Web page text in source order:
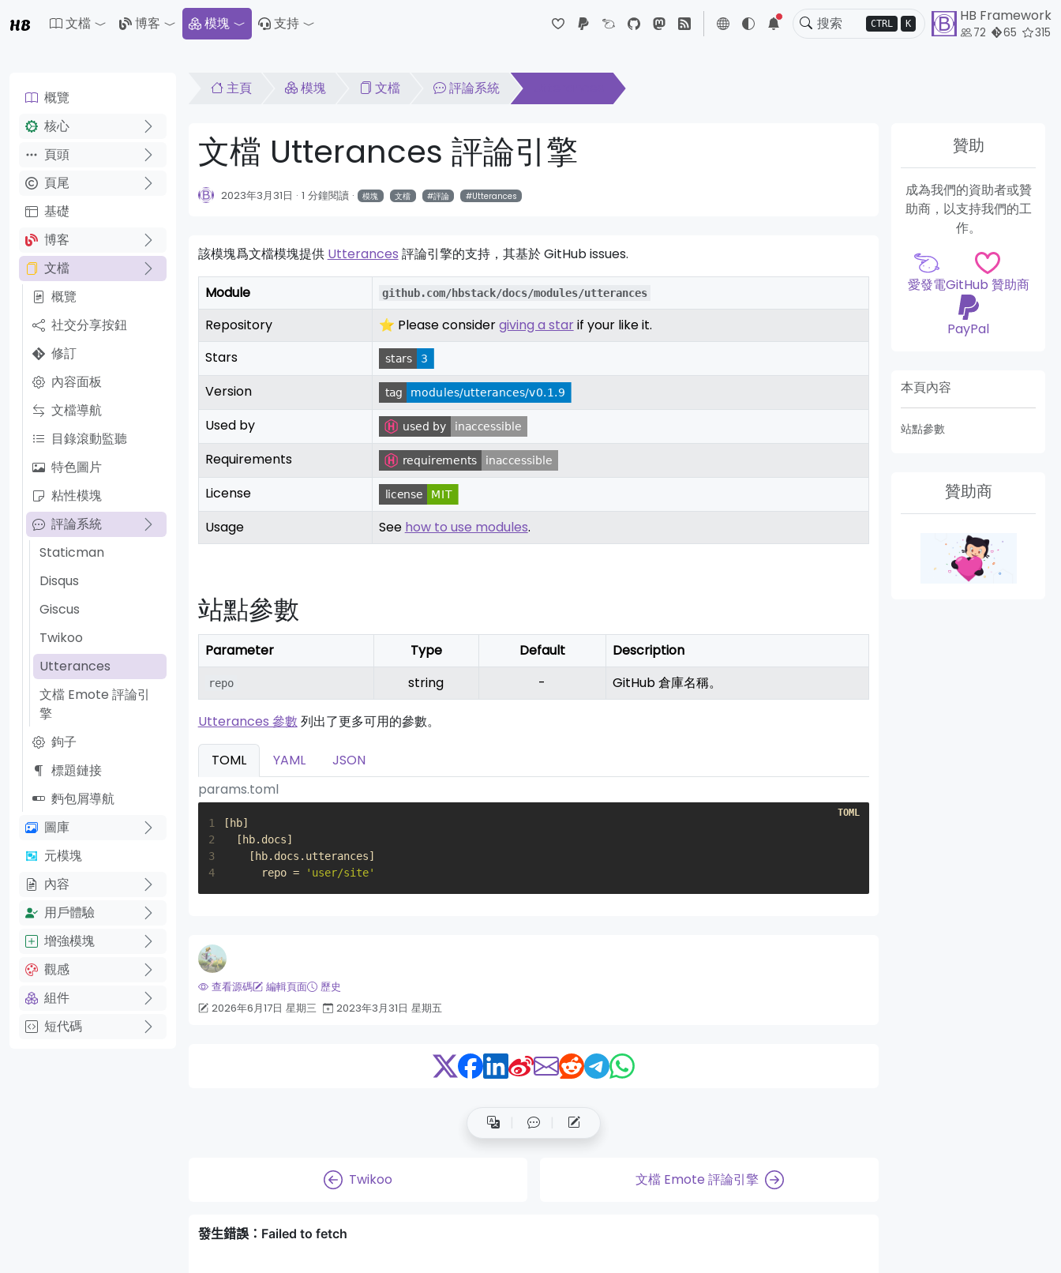
HB 5 CTRL K HB Framework
72 65 315
文檔 博客 Toggle Dropdown
模塊 Toggle Dropdown
支持 Toggle Dropdown
概覽
核心
頁頭
頁尾
基礎
博客
文檔
概覽
社交分享按鈕
修訂
內容面板
文檔導航
目錄滾動監聽
特色圖片
粘性模塊
評論系統
Staticman
Disqus
Giscus
Twikoo
Utterances
文檔 Emote 評論引
擎
鉤子
標題鏈接
麪包屑導航
圖庫
元模塊
內容
用戶體驗
增強模塊
觀感
組件
短代碼
主頁 模塊 文檔 評論系統
文檔 Utterances 評論引擎
2023年3月31日 1 分鐘閱讀 模塊 文檔 評論 Utterances
贊助
成為我們的資助者或贊
助商，以支持我們的工
作。
愛發電GitHub 贊助商
PayPal
本頁內容
站點參數
贊助商
該模塊爲文檔模塊提供 Utterances 評論引擎的支持，其基於 GitHub issues.
Module github.com/hbstack/docs/modules/utterances
Repository ⭐ Please considergiving a starif your like it.
Stars
Version
Used by
Requirements
License
Usage
See how to use modules.
站點參數
Parameter Type Default Description
repo string - GitHub 倉庫名稱。
Utterances 參數列出了更多可用的參數。
TOML YAML
JSON
params.toml
1 [ hb]
2
[ hb. docs]
3
[ hb. docs . utterances]
4
repo = 'user/site'
查看源碼 編輯頁面
歷史
2026年6月17日 星期三
2023年3月31日 星期五
Twikoo 文檔 Emote 評論引擎